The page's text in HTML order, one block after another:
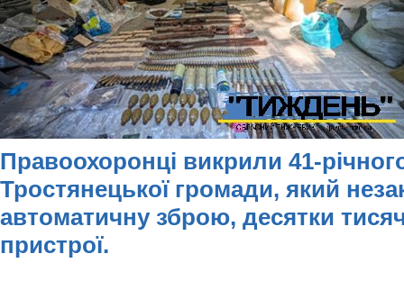
Правоохоронці викрили 41-
Тростянецької громади, який
автоматичну зброю, десятки
пристрої.